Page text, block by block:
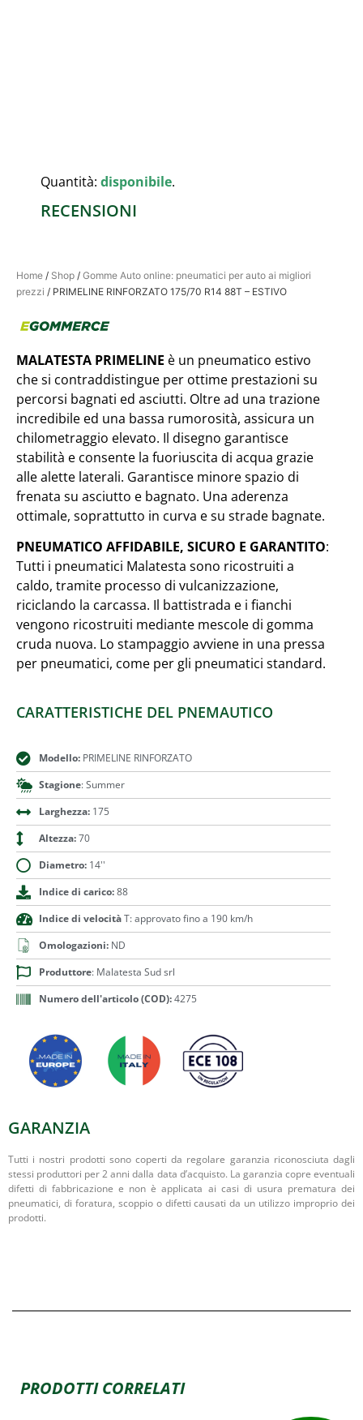
Home / Shop / Gomme Auto online: pneumatici per auto ai migliori
prezzi / PRIMELINE RINFORZATO 175/70 R14 88T – ESTIVO
MALATESTA PRIMELINE è un pneumatico estivo
che si contraddistingue per ottime prestazioni su
percorsi bagnati ed asciutti. Oltre ad una trazione
incredibile ed una bassa rumorosità, assicura un
chilometraggio elevato. Il disegno garantisce
stabilità e consente la fuoriuscita di acqua grazie
alle alette laterali. Garantisce minore spazio di
frenata su asciutto e bagnato. Una aderenza
ottimale, soprattutto in curva e su strade bagnate.
PNEUMATICO AFFIDABILE, SICURO E GARANTITO:
Tutti i pneumatici Malatesta sono ricostruiti a
caldo, tramite processo di vulcanizzazione,
riciclando la carcassa. Il battistrada e i fianchi
vengono ricostruiti mediante mescole di gomma
cruda nuova. Lo stampaggio avviene in una pressa
per pneumatici, come per gli pneumatici standard.
CARATTERISTICHE DEL PNEMAUTICO
Modello:PRIMELINE RINFORZATO
Stagione: Summer
Larghezza:175
Altezza:70
Diametro:14''
Indice di carico:88
Indice di velocitàT: approvato fino a 190 km/h
Omologazioni:ND
Produttore: Malatesta Sud srl
Numero dell'articolo (COD):4275
Quantità: disponibile.
RECENSIONI
GARANZIA
Tutti i nostri prodotti sono coperti da regolare garanzia riconosciuta dagli
stessi produttori per 2 anni dalla data d’acquisto. La garanzia copre eventuali
difetti di fabbricazione e non è applicata ai casi di usura prematura dei
pneumatici, di foratura, scoppio o difetti causati da un utilizzo improprio dei
prodotti.
PRODOTTI CORRELATI